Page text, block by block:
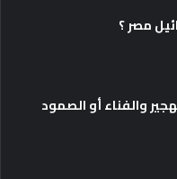
مصر ؟
والفناء أو الصمود